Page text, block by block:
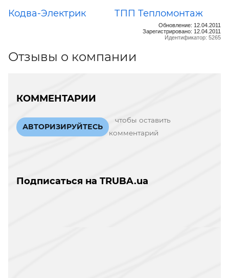
Кодва-Электрик
ТПП Тепломонтаж
Обновление: 12.04.2011
Зарегистрировано: 12.04.2011
Идентификатор: 5265
Отзывы о компании
КОММЕНТАРИИ
АВТОРИЗИРУЙТЕСЬ
чтобы оставить
комментарий
Подписаться на TRUBA.ua